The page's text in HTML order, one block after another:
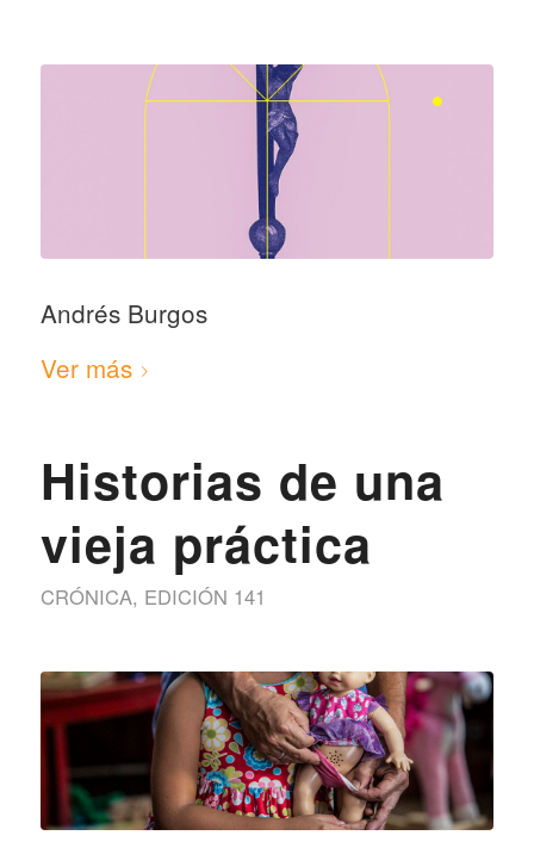
Andrés Burgos
Ver más
Historias de una
vieja práctica
CRÓNICA, EDICIÓN 141